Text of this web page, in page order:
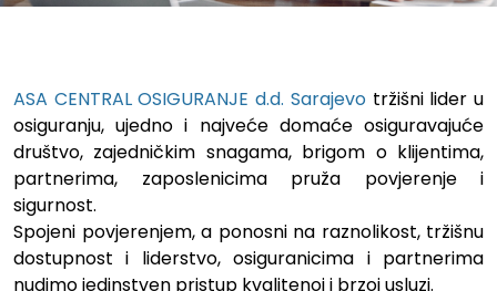
Zapošljavamo na poziciji:
ASA CENTRAL OSIGURANJE d.d. Sarajevo tržišni lider u
osiguranju, ujedno i najveće domaće osiguravajuće
društvo, zajedničkim snagama, brigom o klijentima,
partnerima, zaposlenicima pruža povjerenje i
sigurnost.
Spojeni povjerenjem, a ponosni na raznolikost, tržišnu
dostupnost i liderstvo, osiguranicima i partnerima
nudimo jedinstven pristup kvalitenoj i brzoj usluzi.